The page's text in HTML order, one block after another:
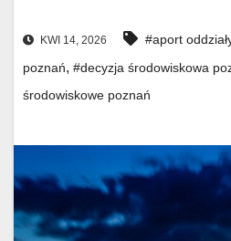
KWI 14, 2026
#aport
poznań, #decyzja środowiskowa
środowiskowe poznań